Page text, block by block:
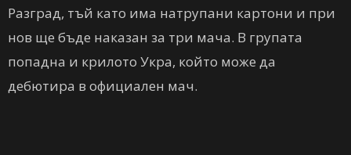
Разград, тъй като има натрупани картони и при
нов ще бъде наказан за три мача. В групата
попадна и крилото Укра, който може да
дебютира в официален мач.